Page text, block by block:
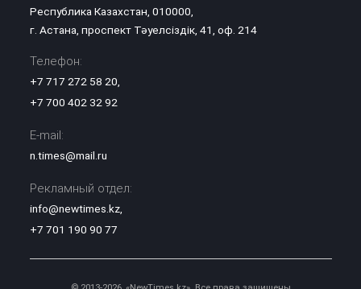
Республика Казахстан, 010000,
г. Астана, проспект Тәуелсіздік, 41, оф. 214
Телефон:
+7 717 272 58 20
+7 700 402 32 92
E-mail:
n.times@mail.ru
Рекламный отдел:
info@newtimes.kz,
+7 701 190 90 77